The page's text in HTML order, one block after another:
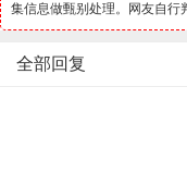
集信息做甄别处理。网友自行
全部回复